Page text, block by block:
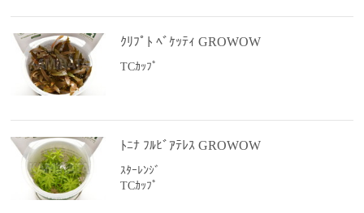
ｸﾘﾌﾟﾄ ﾍﾞｹｯﾃｨ GROWOW
TCｶｯﾌﾟ
ﾄﾆﾅ ﾌﾙﾋﾞｱﾃﾚｽ GROWOW
ｽﾀｰﾚﾝｼﾞ
TCｶｯﾌﾟ